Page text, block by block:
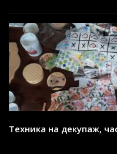
Техника на декупаж,